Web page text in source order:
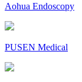
Aohua Endoscopy
PUSEN Medical